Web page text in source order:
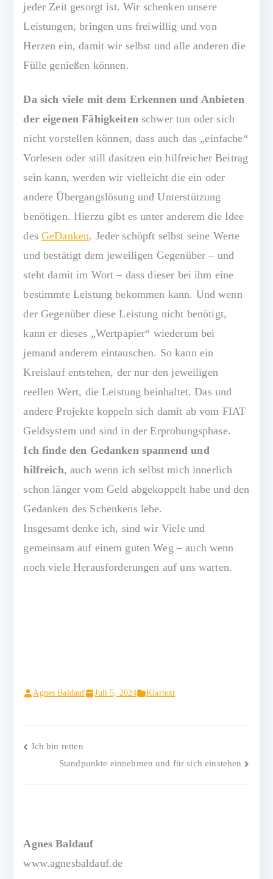
jeder Zeit gesorgt ist. Wir schenken unsere
Leistungen, bringen uns freiwillig und von
Herzen ein, damit wir selbst und alle anderen die
Fülle genießen können.
Da sich viele mit dem Erkennen und Anbieten
der eigenen Fähigkeitenschwer tun oder sich
nicht vorstellen können, dass auch das „einfache“
Vorlesen oder still dasitzen ein hilfreicher Beitrag
sein kann, werden wir vielleicht die ein oder
andere Übergangslösung und Unterstützung
benötigen. Hierzu gibt es unter anderem die Idee
desGeDanken. Jeder schöpft selbst seine Werte
und bestätigt dem jeweiligen Gegenüber – und
steht damit im Wort – dass dieser bei ihm eine
bestimmte Leistung bekommen kann. Und wenn
der Gegenüber diese Leistung nicht benötigt,
kann er dieses „Wertpapier“ wiederum bei
jemand anderem eintauschen. So kann ein
Kreislauf entstehen, der nur den jeweiligen
reellen Wert, die Leistung beinhaltet. Das und
andere Projekte koppeln sich damit ab vom FIAT
Geldsystem und sind in der Erprobungsphase.
Ich finde den Gedanken spannend und
hilfreich, auch wenn ich selbst mich innerlich
schon länger vom Geld abgekoppelt habe und den
Gedanken des Schenkens lebe.
Insgesamt denke ich, sind wir Viele und
gemeinsam auf einem guten Weg – auch wenn
noch viele Herausforderungen auf uns warten.
Agnes Baldauf Juli 5, 2024 Klartext
Beitragsnavigation
Ich bin retten
Standpunkte einnehmen und für sich einstehen
Agnes Baldauf
www.agnesbaldauf.de